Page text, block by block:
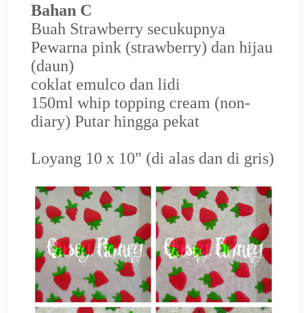
Bahan C
Buah Strawberry secukupnya
Pewarna pink (strawberry) dan hijau
(daun)
coklat emulco dan lidi
150ml whip topping cream (non-
diary) Putar hingga pekat
Loyang 10 x 10" (di alas dan di gris)